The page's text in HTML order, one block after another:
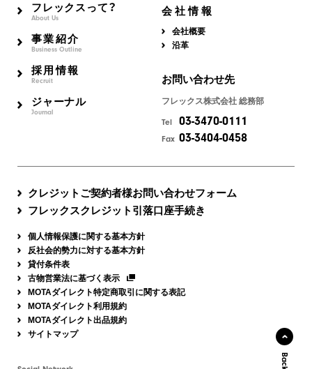
フレックスって？
About Us
事業紹介
Business Outline
採用情報
Recruit
ジャーナル
Journal
会社情報
会社概要
沿革
お問い合わせ先
フレックス株式会社 総務部
Tel 03-3470-0111
Fax 03-3404-0458
クレジットご契約者様お問い合わせフォーム
フレックスクレジット引落口座手続き
個人情報保護に関する基本方針
反社会的勢力に対する基本方針
貸付条件表
古物営業法に基づく表示
MOTAダイレクト特定商取引に関する表記
MOTAダイレクト利用規約
MOTAダイレクト出品規約
サイトマップ